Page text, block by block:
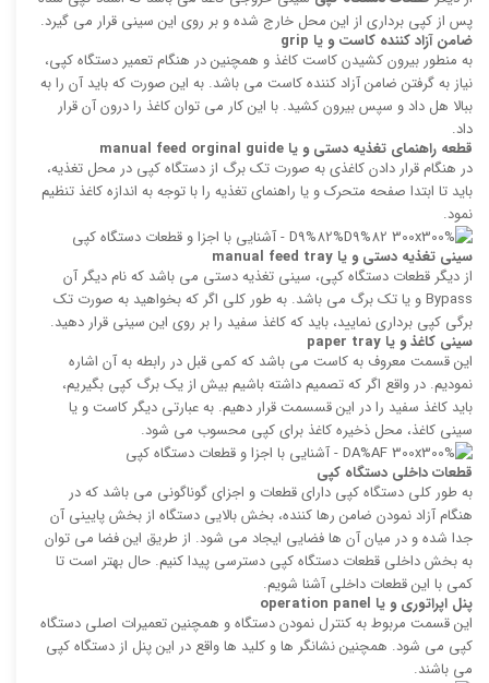
پس از کپی برداری از این محل خارج شده و بر روی این سینی قرار می گیرد.
ضامن آزاد کننده کاست و یا grip
به منطور بیرون کشیدن کاست کاغذ و همچنین در هنگام تعمیر دستگاه کپی،
نیاز به گرفتن ضامن آزاد کننده کاست می باشد. به این صورت که باید آن را به
ببالا هل داد و سپس بیرون کشید. با این کار می توان کاغذ را درون آن قرار
داد.
قطعه راهنمای تغذیه دستی و یا manual feed orginal guide
در هنگام قرار دادن کاغذی به صورت تک برگ از دستگاه کپی در محل تغذیه،
باید تا ابتدا صفحه متحرک و یا راهنمای تغذیه را با توجه به اندازه کاغذ تنظیم
نمود.
سینی تغذیه دستی و یا manual feed tray
از دیگر قطعات دستگاه کپی، سینی تغذیه دستی می باشد که نام دیگر آن
Bypass و یا تک برگ می باشد. به طور کلی اگر که بخواهید به صورت تک
برگی کپی برداری نمایید، باید که کاغذ سفید را بر روی این سینی قرار دهید.
سینی کاغذ و یا paper tray
این قسمت معروف به کاست می باشد که کمی قبل در رابطه به آن اشاره
نمودیم. در واقع اگر که تصمیم داشته باشیم بیش از یک برگ کپی بگیریم،
باید کاغذ سفید را در این قسسمت قرار دهیم. به عبارتی دیگر کاست و یا
سینی کاغذ، محل ذخیره کاغذ برای کپی محسوب می شود.
قطعات داخلی دستگاه کپی
به طور کلی دستگاه کپی دارای قطعات و اجزای گوناگونی می باشد که در
هنگام آزاد نمودن ضامن رها کننده، بخش بالایی دستگاه از بخش پایینی آن
جدا شده و در میان آن ها فضایی ایجاد می شود. از طریق این فضا می توان
به بخش داخلی قطعات دستگاه کپی دسترسی پیدا کنیم. حال بهتر است تا
کمی با این قطعات داخلی آشنا شویم.
پنل اپراتوری و یا operation panel
این قسمت مربوط به کنترل نمودن دستگاه و همچنین تعمیرات اصلی دستگاه
کپی می شود. همچنین نشانگر ها و کلید ها واقع در این پنل از دستگاه کپی
می باشند.